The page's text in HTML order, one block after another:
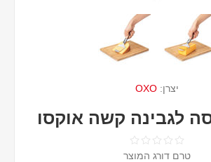
יצרן: OXO
לגבינה קשה אוקסו
טרם דורג המוצר